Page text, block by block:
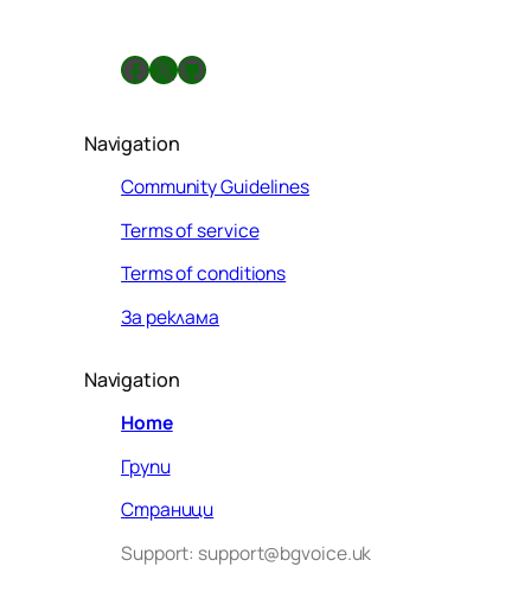
Facebook X GitHub
Navigation
Community Guidelines
Terms of service
Terms of conditions
За реклама
Navigation
Home
Групи
Страници
Support: support@bgvoice.uk